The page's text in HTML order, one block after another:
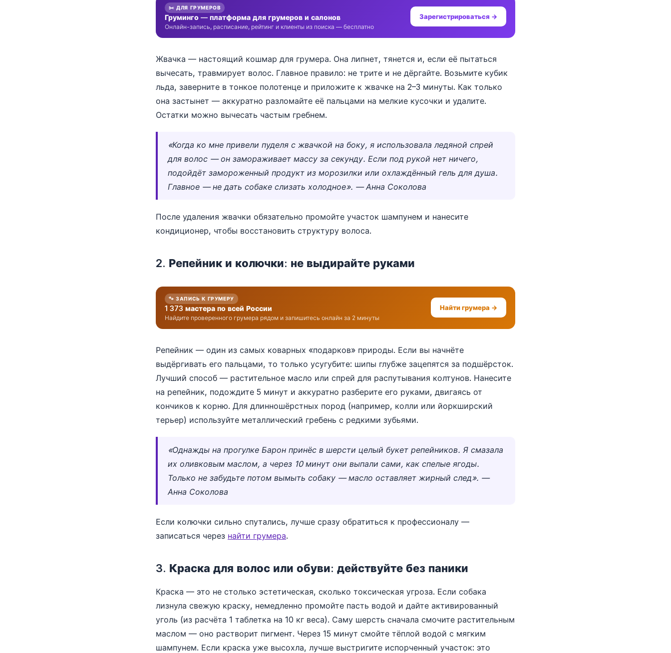
✂️ ДЛЯ ГРУМЕРОВ
Груминго — платформа для грумеров и салонов
Онлайн-запись, расписание, рейтинг и клиенты из поиска — бесплатно
Зарегистрироваться →
Жвачка — настоящий кошмар для грумера. Она липнет, тянется и, если её пытаться
вычесать, травмирует волос. Главное правило: не трите и не дёргайте. Возьмите кубик
льда, заверните в тонкое полотенце и приложите к жвачке на 2–3 минуты. Как только
она застынет — аккуратно разломайте её пальцами на мелкие кусочки и удалите.
Остатки можно вычесать частым гребнем.
«Когда ко мне привели пуделя с жвачкой на боку, я использовала ледяной спрей
для волос — он замораживает массу за секунду. Если под рукой нет ничего,
подойдёт замороженный продукт из морозилки или охлаждённый гель для душа.
Главное — не дать собаке слизать холодное». — Анна Соколова
После удаления жвачки обязательно промойте участок шампунем и нанесите
кондиционер, чтобы восстановить структуру волоса.
2. Репейник и колючки: не выдирайте руками
🐾 ЗАПИСЬ К ГРУМЕРУ
1 373 мастера по всей России
Найдите проверенного грумера рядом и запишитесь онлайн за 2 минуты
Найти грумера →
Репейник — один из самых коварных «подарков» природы. Если вы начнёте
выдёргивать его пальцами, то только усугубите: шипы глубже зацепятся за подшёрсток.
Лучший способ — растительное масло или спрей для распутывания колтунов. Нанесите
на репейник, подождите 5 минут и аккуратно разберите его руками, двигаясь от
кончиков к корню. Для длинношёрстных пород (например, колли или йоркширский
терьер) используйте металлический гребень с редкими зубьями.
«Однажды на прогулке Барон принёс в шерсти целый букет репейников. Я смазала
их оливковым маслом, а через 10 минут они выпали сами, как спелые ягоды.
Только не забудьте потом вымыть собаку — масло оставляет жирный след». —
Анна Соколова
Если колючки сильно спутались, лучше сразу обратиться к профессионалу —
записаться через найти грумера.
3. Краска для волос или обуви: действуйте без паники
Краска — это не столько эстетическая, сколько токсическая угроза. Если собака
лизнула свежую краску, немедленно промойте пасть водой и дайте активированный
уголь (из расчёта 1 таблетка на 10 кг веса). Саму шерсть сначала смочите растительным
маслом — оно растворит пигмент. Через 15 минут смойте тёплой водой с мягким
шампунем. Если краска уже высохла, лучше выстригите испорченный участок: это